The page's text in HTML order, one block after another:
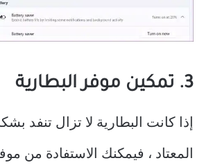
3. تمكين موفر البطارية
إذا كانت البطارية لا تزال تنفد
المعتاد ، فيمكنك الاستفادة من